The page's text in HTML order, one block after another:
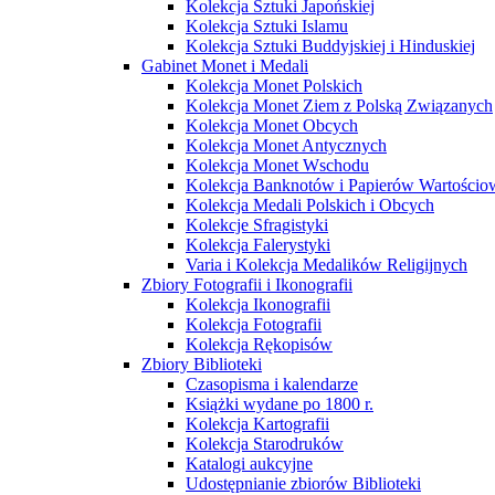
Kolekcja Sztuki Japońskiej
Kolekcja Sztuki Islamu
Kolekcja Sztuki Buddyjskiej i Hinduskiej
Gabinet Monet i Medali
Kolekcja Monet Polskich
Kolekcja Monet Ziem z Polską Związanych
Kolekcja Monet Obcych
Kolekcja Monet Antycznych
Kolekcja Monet Wschodu
Kolekcja Banknotów i Papierów
Kolekcja Medali Polskich i Obcych
Kolekcje Sfragistyki
Kolekcja Falerystyki
Varia i Kolekcja Medalików Religijnych
Zbiory Fotografii i Ikonografii
Kolekcja Ikonografii
Kolekcja Fotografii
Kolekcja Rękopisów
Zbiory Biblioteki
Czasopisma i kalendarze
Książki wydane po 1800 r.
Kolekcja Kartografii
Kolekcja Starodruków
Katalogi aukcyjne
Udostępnianie zbiorów Biblioteki